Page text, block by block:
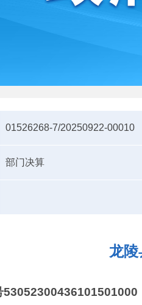
01526268-7/20250922-00010
部门决算
龙
53052300436101501000